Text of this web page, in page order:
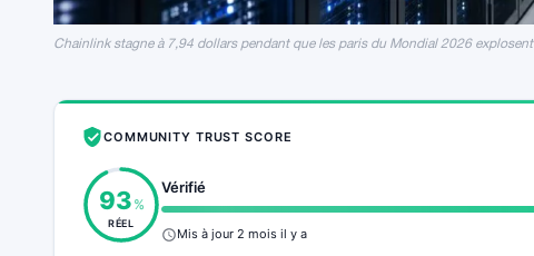
Chainlink stagne à 7,94 dollars pendant que les paris du Mondial 2026 explosent
COMMUNITY TRUST SCORE
93 %
RÉEL
Vérifié
Mis à jour 2 mois il y a